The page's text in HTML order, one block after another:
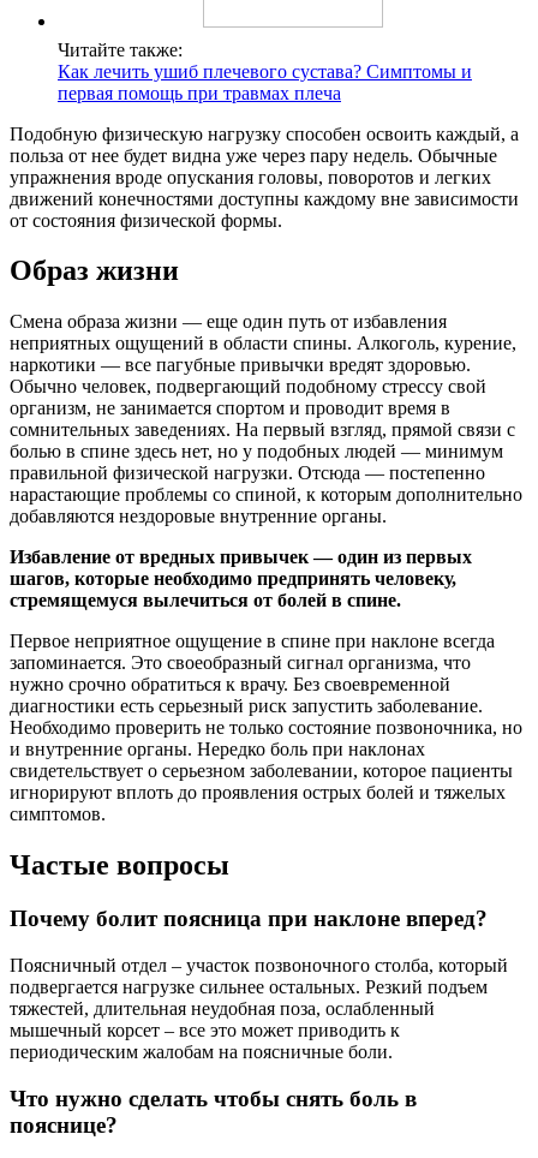
Читайте также:
Как лечить ушиб плечевого сустава? Симптомы и
первая помощь при травмах плеча
Подобную физическую нагрузку способен освоить каждый, а
польза от нее будет видна уже через пару недель. Обычные
упражнения вроде опускания головы, поворотов и легких
движений конечностями доступны каждому вне зависимости
от состояния физической формы.
Образ жизни
Смена образа жизни — еще один путь от избавления
неприятных ощущений в области спины. Алкоголь, курение,
наркотики — все пагубные привычки вредят здоровью.
Обычно человек, подвергающий подобному стрессу свой
организм, не занимается спортом и проводит время в
сомнительных заведениях. На первый взгляд, прямой связи с
болью в спине здесь нет, но у подобных людей — минимум
правильной физической нагрузки. Отсюда — постепенно
нарастающие проблемы со спиной, к которым дополнительно
добавляются нездоровые внутренние органы.
Избавление от вредных привычек — один из первых
шагов, которые необходимо предпринять человеку,
стремящемуся вылечиться от болей в спине.
Первое неприятное ощущение в спине при наклоне всегда
запоминается. Это своеобразный сигнал организма, что
нужно срочно обратиться к врачу. Без своевременной
диагностики есть серьезный риск запустить заболевание.
Необходимо проверить не только состояние позвоночника, но
и внутренние органы. Нередко боль при наклонах
свидетельствует о серьезном заболевании, которое пациенты
игнорируют вплоть до проявления острых болей и тяжелых
симптомов.
Частые вопросы
Почему болит поясница при наклоне вперед?
Поясничный отдел – участок позвоночного столба, который
подвергается нагрузке сильнее остальных. Резкий подъем
тяжестей, длительная неудобная поза, ослабленный
мышечный корсет – все это может приводить к
периодическим жалобам на поясничные боли.
Что нужно сделать чтобы снять боль в
пояснице?